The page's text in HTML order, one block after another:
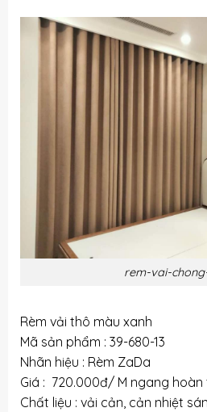
rem-vai-
Rèm vải thô màu xanh
Mã sản phẩm : 39-680-13
Nhãn hiệu : Rèm ZaDa
Giá : 720.000đ/ M ngang hoàn
Chất liệu : vải cản, cản nhiệt